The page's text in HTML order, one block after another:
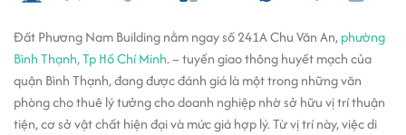
Đất Phương Nam Building nằm ngay số 241A Chu Văn An,phường
Bình Thạnh, Tp Hồ Chí Minh. – tuyến giao thông huyết mạch của
quận Bình Thạnh, đang được đánh giá là một trong những văn
phòng cho thuê lý tưởng cho doanh nghiệp nhờ sở hữu vị trí thuận
tiện, cơ sở vật chất hiện đại và mức giá hợp lý. Từ vị trí này, việc di